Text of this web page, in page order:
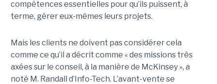
compétences essentielles pour qu’ils puissent, à
terme, gérer eux-mêmes leurs projets.
Mais les clients ne doivent pas considérer cela
comme ce qu’il a décrit comme « des missions très
axées sur le conseil, à la manière de McKinsey », a
noté M. Randall d’Info-Tech. L’avant-vente se